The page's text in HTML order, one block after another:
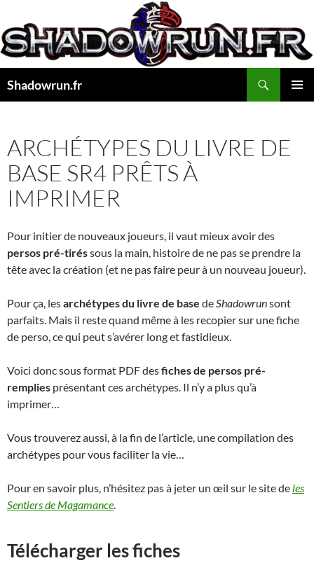
au
contenu
Shadowrun.fr
ARCHÉTYPES DU LIVRE DE
BASE SR4 PRÊTS À
IMPRIMER
Pour initier de nouveaux joueurs, il vaut mieux avoir des
persos pré-tiréssous la main, histoire de ne pas se prendre la
tête avec la création (et ne pas faire peur à un nouveau joueur).
Pour ça, lesarchétypes du livre de base deShadowrunsont
parfaits. Mais il reste quand même à les recopier sur une fiche
de perso, ce qui peut s’avérer long et fastidieux.
Voici donc sous format PDF desfiches de persos pré-
remplies présentant ces archétypes. Il n’y a plus qu’à
imprimer…
Vous trouverez aussi, à la fin de l’article, une compilation des
archétypes pour vous faciliter la vie…
Pour en savoir plus, n’hésitez pas à jeter un œil sur le site deles
Sentiers de Magamance.
Télécharger les fiches